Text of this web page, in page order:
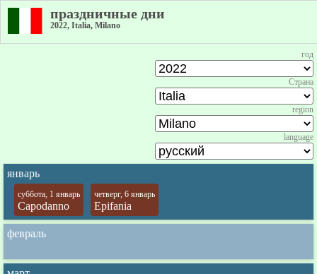
праздничные дни
2022, Italia, Milano
год
Страна
region
language
январь
суббота, 1 январь
Capodanno
четверг, 6 январь
Epifania
февраль